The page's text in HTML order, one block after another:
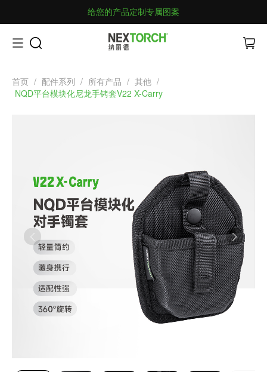
给您的产品定制专属图案
首页 / 配件系列 / 所有产品 / 其他 /
NQD平台模块化尼龙手铐套V22 X-Carry